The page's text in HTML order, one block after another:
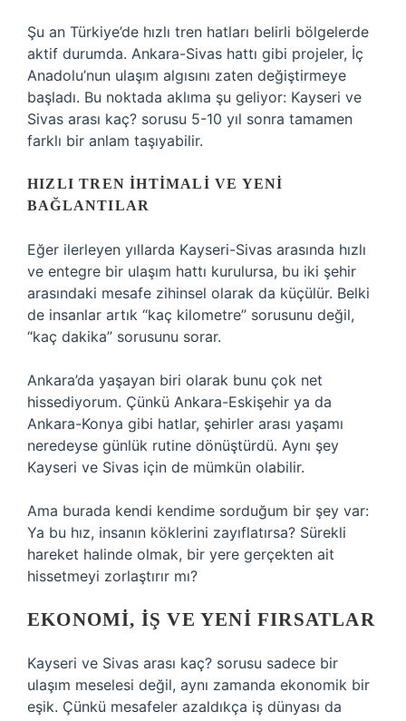
Şu an Türkiye’de hızlı tren hatları belirli bölgelerde
aktif durumda. Ankara-Sivas hattı gibi projeler, İç
Anadolu’nun ulaşım algısını zaten değiştirmeye
başladı. Bu noktada aklıma şu geliyor: Kayseri ve
Sivas arası kaç? sorusu 5-10 yıl sonra tamamen
farklı bir anlam taşıyabilir.
HIZLI TREN IHTIMALI VE YENI
BAĞLANTILAR
Eğer ilerleyen yıllarda Kayseri-Sivas arasında hızlı
ve entegre bir ulaşım hattı kurulursa, bu iki şehir
arasındaki mesafe zihinsel olarak da küçülür. Belki
de insanlar artık “kaç kilometre” sorusunu değil,
“kaç dakika” sorusunu sorar.
Ankara’da yaşayan biri olarak bunu çok net
hissediyorum. Çünkü Ankara-Eskişehir ya da
Ankara-Konya gibi hatlar, şehirler arası yaşamı
neredeyse günlük rutine dönüştürdü. Aynı şey
Kayseri ve Sivas için de mümkün olabilir.
Ama burada kendi kendime sorduğum bir şey var:
Ya bu hız, insanın köklerini zayıflatırsa? Sürekli
hareket halinde olmak, bir yere gerçekten ait
hissetmeyi zorlaştırır mı?
EKONOMI, IŞ VE YENI FIRSATLAR
Kayseri ve Sivas arası kaç? sorusu sadece bir
ulaşım meselesi değil, aynı zamanda ekonomik bir
eşik. Çünkü mesafeler azaldıkça iş dünyası da